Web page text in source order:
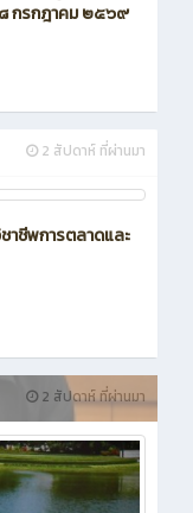
ธารณประโยชน์
จ้าอยู่หัว เนื่องใน
กรกฎาคม ๒๕๖๙